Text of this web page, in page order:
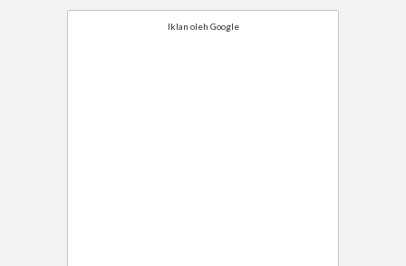
Iklan oleh Google